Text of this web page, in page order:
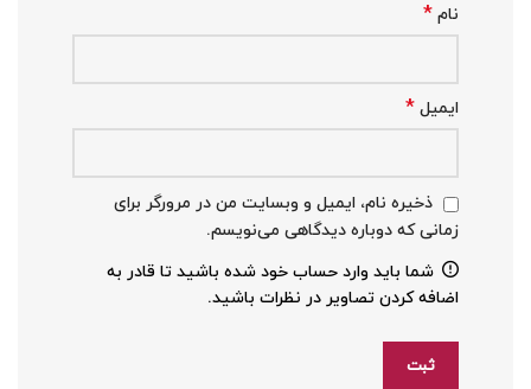
نام *
ایمیل *
ذخیره نام، ایمیل و وبسایت من در مرورگر برای
زمانی که دوباره دیدگاهی می‌نویسم.
شما باید وارد حساب خود شده باشید تا قادر به
اضافه کردن تصاویر در نظرات باشید.